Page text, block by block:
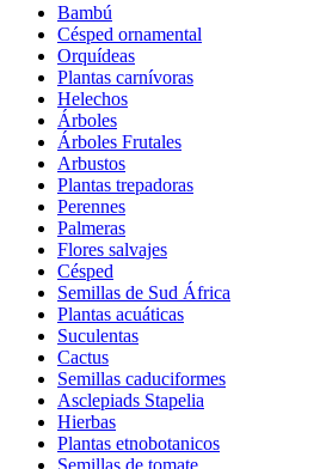
Bambú
Césped ornamental
Orquídeas
Plantas carnívoras
Helechos
Árboles
Árboles Frutales
Arbustos
Plantas trepadoras
Perennes
Palmeras
Flores salvajes
Césped
Semillas de Sud África
Plantas acuáticas
Suculentas
Cactus
Semillas caduciformes
Asclepiads Stapelia
Hierbas
Plantas etnobotanicos
Semillas de tomate